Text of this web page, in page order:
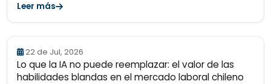
Leer más
22 de Jul, 2026
Lo que la IA no puede reemplazar: el valor de las
habilidades blandas en el mercado laboral chileno